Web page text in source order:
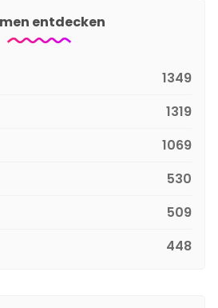
entdecken
1349
1319
1069
530
509
448